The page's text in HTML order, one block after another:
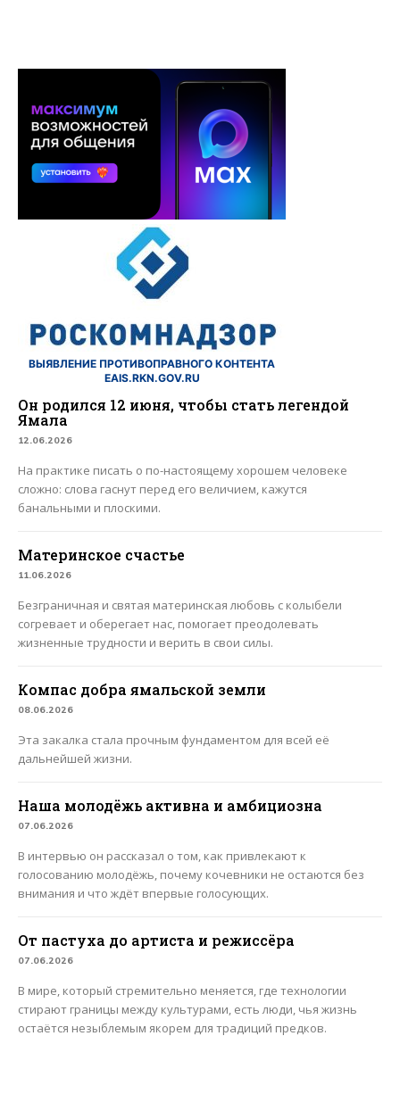
ВЫЯВЛЕНИЕ ПРОТИВОПРАВНОГО КОНТЕНТА
EAIS.RKN.GOV.RU
Он родился 12 июня, чтобы стать легендой
Ямала
12.06.2026
На практике писать о по-настоящему хорошем человеке
сложно: слова гаснут перед его величием, кажутся
банальными и плоскими.
Материнское счастье
11.06.2026
Безграничная и святая материнская любовь с колыбели
согревает и оберегает нас, помогает преодолевать
жизненные трудности и верить в свои силы.
Компас добра ямальской земли
08.06.2026
Эта закалка стала прочным фундаментом для всей её
дальнейшей жизни.
Наша молодёжь активна и амбициозна
07.06.2026
В интервью он рассказал о том, как привлекают к
голосованию молодёжь, почему кочевники не остаются без
внимания и что ждёт впервые голосующих.
От пастуха до артиста и режиссёра
07.06.2026
В мире, который стремительно меняется, где технологии
стирают границы между культурами, есть люди, чья жизнь
остаётся незыблемым якорем для традиций предков.